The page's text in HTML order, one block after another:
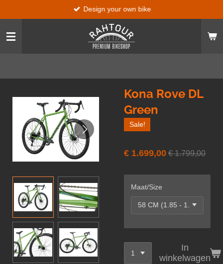
direct
naar
hoofdinhoud
Design your own bike
Kona Rove DL
Green
Sale!
€ 1.699,00 € 1.799,00
Maat/Size
In
winkelwagen